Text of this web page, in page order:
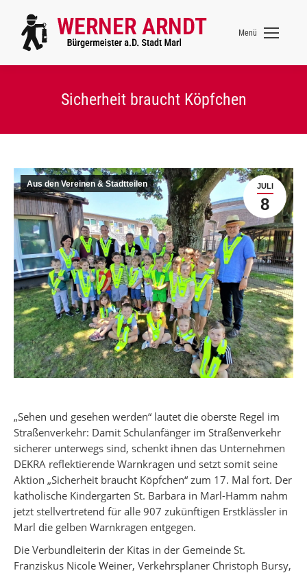
Menü
Sicherheit braucht Köpfchen
JULI
8
Aus den Vereinen & Stadtteilen
„Sehen und gesehen werden“ lautet die oberste Regel im
Straßenverkehr: Damit Schulanfänger im Straßenverkehr
sicherer unterwegs sind, schenkt ihnen das Unternehmen
DEKRA reflektierende Warnkragen und setzt somit seine
Aktion „Sicherheit braucht Köpfchen“ zum 17. Mal fort. Der
katholische Kindergarten St. Barbara in Marl-Hamm nahm
jetzt stellvertretend für alle 907 zukünftigen Erstklässler in
Marl die gelben Warnkragen entgegen.
Die Verbundleiterin der Kitas in der Gemeinde St.
Franziskus Nicole Weiner, Verkehrsplaner Christoph Bursy,